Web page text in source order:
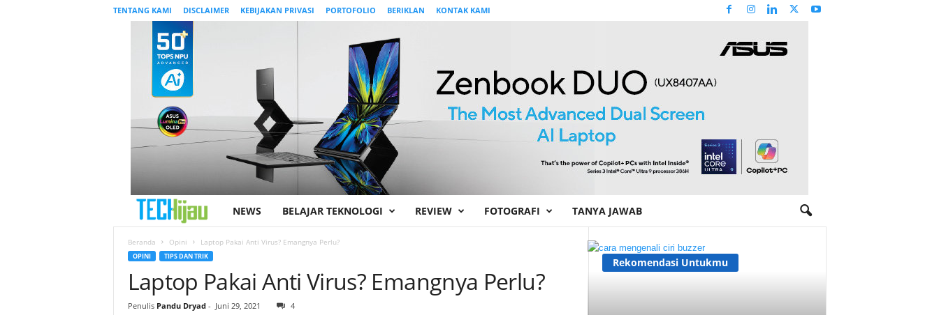
TENTANG KAMI DISCLAIMER KEBIJAKAN PRIVASI PORTOFOLIO BERIKLAN KONTAK KAMI
e
h
NEWS BELAJAR TEKNOLOGI REVIEW FOTOGRAFI TANYA JAWAB
Beranda Opini Laptop Pakai Anti Virus? Emangnya Perlu?
OPINI TIPS DAN TRIK
Laptop Pakai Anti Virus? Emangnya Perlu?
Penulis Pandu Dryad- Juni 29, 2021 4
Rekomendasi Untukmu